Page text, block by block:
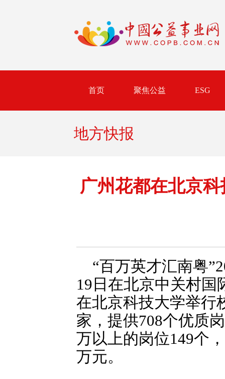
首页 聚焦公益 ESG
地方快报
广州花都在北京
“百万英才汇南粤
19日在北京中关村国
在北京科技大学举行
家，提供708个优质
万以上的岗位149个
万元。